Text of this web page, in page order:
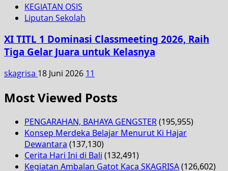
KEGIATAN OSIS
Liputan Sekolah
XI TITL 1 Dominasi Classmeeting 2026, Raih
Tiga Gelar Juara untuk Kelasnya
skagrisa 18 Juni 2026 11
Most Viewed Posts
PENGARAHAN, BAHAYA GENGSTER(195,955)
Konsep Merdeka Belajar Menurut Ki Hajar
Dewantara (137,130)
Cerita Hari Ini di Bali (132,491)
Kegiatan Ambalan Gatot Kaca SKAGRISA(126,602)